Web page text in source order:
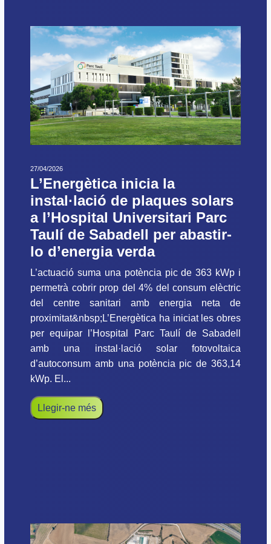
27/04/2026
L’Energètica inicia la
instal·lació de plaques solars
a l’Hospital Universitari Parc
Taulí de Sabadell per abastir-
lo d’energia verda
L’actuació suma una potència pic de 363 kWp i
permetrà cobrir prop del 4% del consum elèctric
del centre sanitari amb energia neta de
proximitat&nbsp;L’Energètica ha iniciat les obres
per equipar l’Hospital Parc Taulí de Sabadell
amb una instal·lació solar fotovoltaica
d’autoconsum amb una potència pic de 363,14
kWp. El...
Llegir-ne més